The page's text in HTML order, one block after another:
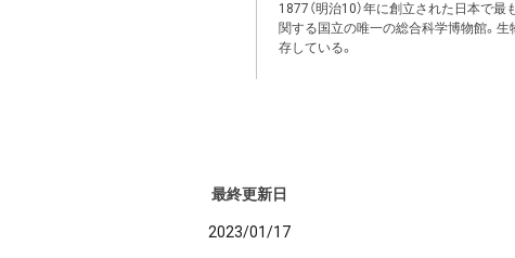
1877（明治10）年に創立された日本で
関する国立の唯一の総合科学博物館。生
存している。
最終更新日
2023/01/17